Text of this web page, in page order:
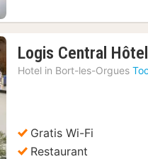
foto
Logis Central
Hotel in Bort-les-Orgues
Gratis Wi-Fi
Restaurant